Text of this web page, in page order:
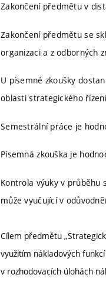
Zakončení předmětu v
Zakončení předmětu se
organizaci a z odborných
U písemné zkoušky
oblasti strategického
Semestrální práce je
Písemná zkouška je
Kontrola výuky v průběhu
může vyučující v
Cílem předmětu
využitím nákladových
v rozhodovacích úlohách